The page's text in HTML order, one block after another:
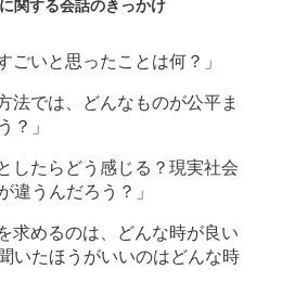
関する会話のきっかけ
ごいと思ったことは何？」
法では、どんなものが公平ま
？」
したらどう感じる？現実社会
違うんだろう？」
求めるのは、どんな時が良い
いたほうがいいのはどんな時